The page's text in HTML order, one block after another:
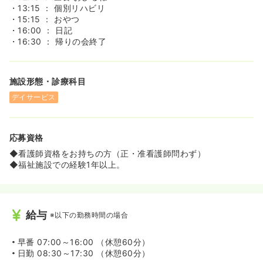
・13:15 ： 個別リハビリ
・15:15 ： おやつ
・16:00 ： 日記
・16:30 ： 帰りの会終了
施設形態・診療科目
デイサービス
応募資格
◆看護師資格をお持ちの方（正・准看護師問わず）
◆福祉施設での経験1年以上。
給与 ※以下の勤務時間の場合
早番 07:00～16:00 （休憩60分）
日勤 08:30～17:30 （休憩60分）